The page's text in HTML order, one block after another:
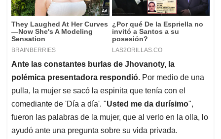
Ante las constantes burlas de Jhovanoty, la
polémica presentadora respondió. Por medio de una
pulla, la mujer se sacó la espinita que tenía con el
comediante de 'Día a día'. "Usted me da durísimo",
fueron las palabras de la mujer, que al verlo en la olla, lo
ayudó ante una pregunta sobre su vida privada.